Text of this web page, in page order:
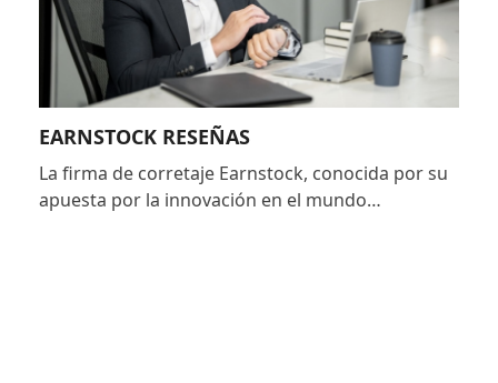
EARNSTOCK RESEÑAS
La firma de corretaje Earnstock, conocida por su
apuesta por la innovación en el mundo…